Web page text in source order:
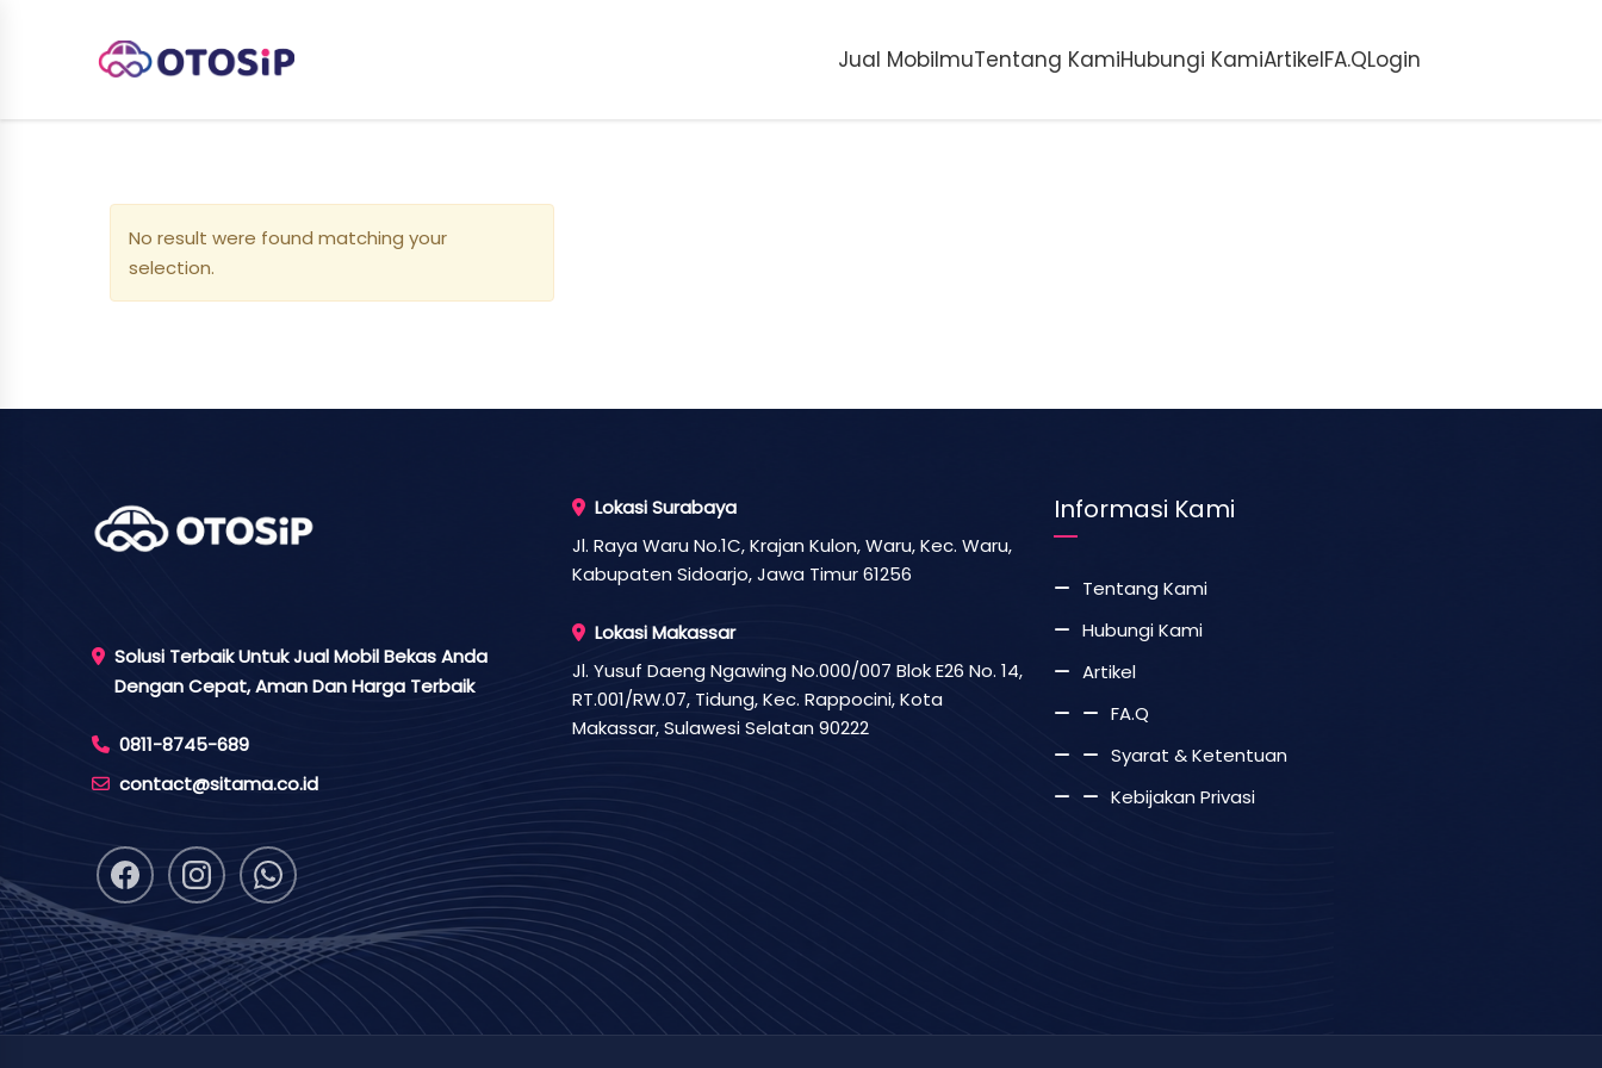
Jual MobilmuTentang KamiHubungi KamiArtikelFA.QLogin
No result were found matching your
selection.
Solusi Terbaik Untuk Jual Mobil Bekas Anda
Dengan Cepat, Aman Dan Harga Terbaik
0811-8745-689
contact@sitama.co.id
Lokasi Surabaya
Jl. Raya Waru No.1C, Krajan Kulon, Waru, Kec. Waru,
Kabupaten Sidoarjo, Jawa Timur 61256
Lokasi Makassar
Jl. Yusuf Daeng Ngawing No.000/007 Blok E26 No. 14,
RT.001/RW.07, Tidung, Kec. Rappocini, Kota
Makassar, Sulawesi Selatan 90222
Informasi Kami
Tentang Kami
Hubungi Kami
Artikel
FA.Q
Syarat & Ketentuan
Kebijakan Privasi